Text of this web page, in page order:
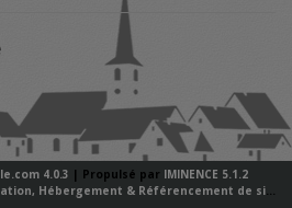
4.0.3 | Propulsé par IMINENCE 5.1.2
Hébergement & Référencement de sites web